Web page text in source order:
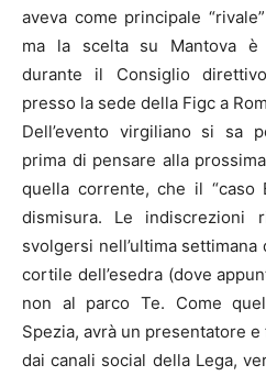
aveva come principale
ma la scelta su Mantova è
durante il Consiglio
presso la sede della Figc a
Dell’evento virgiliano si sa
prima di pensare alla
quella corrente, che il “caso
dismisura. Le indiscrezioni
svolgersi nell’ultima
cortile dell’esedra (dove
non al parco Te. Come
Spezia, avrà un presentatore
dai canali social della Lega,